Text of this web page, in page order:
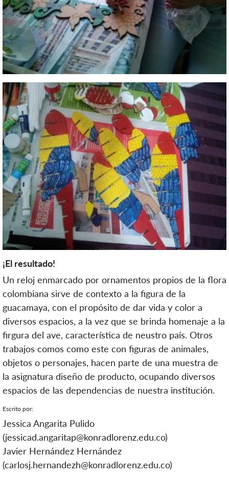
¡El resultado!
Un reloj enmarcado por ornamentos propios de la flora
colombiana sirve de contexto a la figura de la
guacamaya, con el propósito de dar vida y color a
diversos espacios, a la vez que se brinda homenaje a la
firgura del ave, característica de neustro país. Otros
trabajos comos como este con figuras de animales,
objetos o personajes, hacen parte de una muestra de
la asignatura diseño de producto, ocupando diversos
espacios de las dependencias de nuestra institución.
Escrito por:
Jessica Angarita Pulido
(jessicad.angaritap@konradlorenz.edu.co)
Javier Hernández Hernández
(carlosj.hernandezh@konradlorenz.edu.co)